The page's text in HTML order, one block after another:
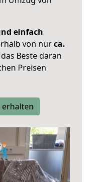
einfach
von nurca.
Beste daran
Preisen
erhalten